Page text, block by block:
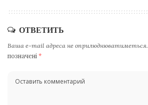
ОТВЕТИТЬ
Ваша e-mail адреса не оприлюднюватиметься.
позначені *